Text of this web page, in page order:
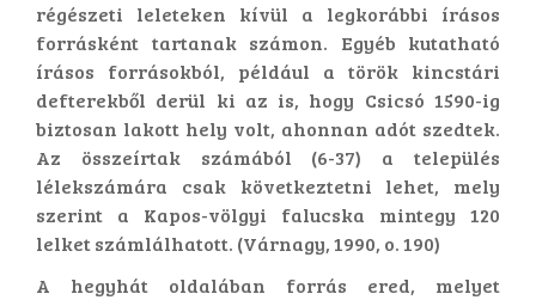
régészeti leleteken kívül a legkorábbi írásos
forrásként tartanak számon. Egyéb kutatható
írásos forrásokból, például a török kincstári
defterekből derül ki az is, hogy Csicsó 1590-ig
biztosan lakott hely volt, ahonnan adót szedtek.
Az összeírtak számából (6-37) a település
lélekszámára csak következtetni lehet, mely
szerint a Kapos-völgyi falucska mintegy 120
lelket számlálhatott. (Várnagy, 1990, o. 190)
A hegyhát oldalában forrás ered, melyet